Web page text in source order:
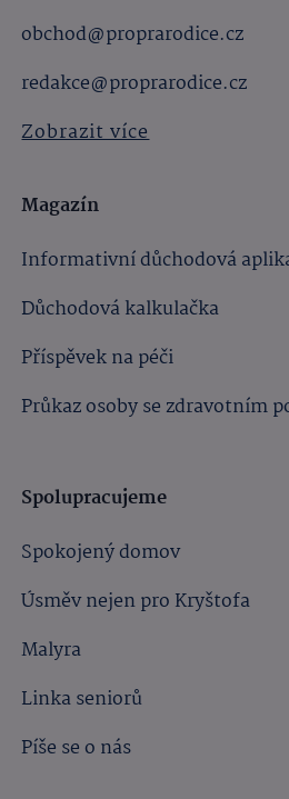
obchod@proprarodice.cz
redakce@proprarodice.cz
Zobrazit více
Magazín
Informativní důchodová
Důchodová kalkulačka
Příspěvek na péči
Průkaz osoby se zdravotním
Spolupracujeme
Spokojený domov
Úsměv nejen pro Kryštofa
Malyra
Linka seniorů
Píše se o nás